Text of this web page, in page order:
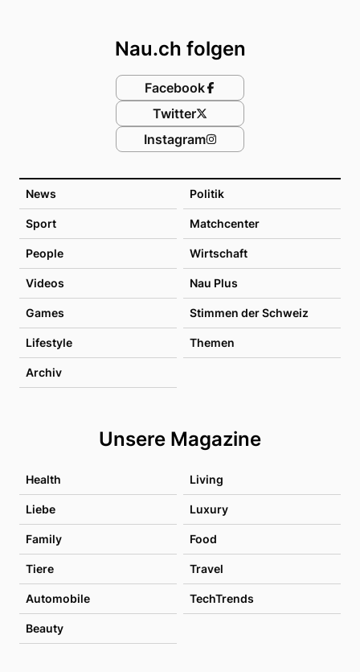
News Politik
Sport Matchcenter
People Wirtschaft
Videos Nau Plus
Games Stimmen der Schweiz
Lifestyle Themen
Archiv
Unsere Magazine
Health Living
Liebe Luxury
Family Food
Tiere Travel
Automobile TechTrends
Beauty
Nau.ch folgen
Facebook
Twitter
Instagram